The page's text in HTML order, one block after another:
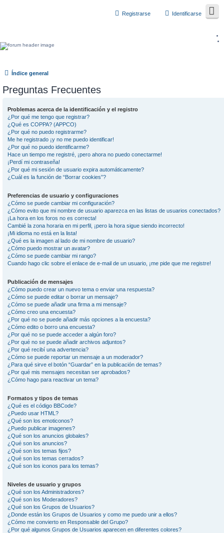
Identificarse
Registrarse
Índice general
Preguntas Frecuentes
Problemas acerca de la identificación y el registro
¿Por qué me tengo que registrar?
¿Qué es COPPA? (APPCO)
¿Por qué no puedo registrarme?
Me he registrado ¡y no me puedo identificar!
¿Por qué no puedo identificarme?
Hace un tiempo me registré, ¡pero ahora no puedo conectarme!
¡Perdí mi contraseña!
¿Por qué mi sesión de usuario expira automáticamente?
¿Cuál es la función de “Borrar cookies”?
Preferencias de usuario y configuraciones
¿Cómo se puede cambiar mi configuración?
¿Cómo evito que mi nombre de usuario aparezca en las listas de usuarios conectados?
¡La hora en los foros no es correcta!
Cambié la zona horaria en mi perfil, ¡pero la hora sigue siendo incorrecto!
¡Mi idioma no está en la lista!
¿Qué es la imagen al lado de mi nombre de usuario?
¿Cómo puedo mostrar un avatar?
¿Cómo se puede cambiar mi rango?
Cuando hago clic sobre el enlace de e-mail de un usuario, ¡me pide que me registre!
Publicación de mensajes
¿Cómo puedo crear un nuevo tema o enviar una respuesta?
¿Cómo se puede editar o borrar un mensaje?
¿Cómo se puede añadir una firma a mi mensaje?
¿Cómo creo una encuesta?
¿Por qué no se puede añadir más opciones a la encuesta?
¿Cómo edito o borro una encuesta?
¿Por qué no se puede acceder a algún foro?
¿Por qué no se puede añadir archivos adjuntos?
¿Por qué recibí una advertencia?
¿Cómo se puede reportar un mensaje a un moderador?
¿Para qué sirve el botón “Guardar” en la publicación de temas?
¿Por qué mis mensajes necesitan ser aprobados?
¿Cómo hago para reactivar un tema?
Formatos y tipos de temas
¿Qué es el código BBCode?
¿Puedo usar HTML?
¿Qué son los emoticonos?
¿Puedo publicar imagenes?
¿Qué son los anuncios globales?
¿Qué son los anuncios?
¿Qué son los temas fijos?
¿Qué son los temas cerrados?
¿Qué son los iconos para los temas?
Niveles de usuario y grupos
¿Qué son los Administradores?
¿Qué son los Moderadores?
¿Qué son los Grupos de Usuarios?
¿Donde están los Grupos de Usuarios y como me puedo unir a ellos?
¿Cómo me convierto en Responsable del Grupo?
¿Por qué algunos Grupos de Usuarios aparecen en diferentes colores?